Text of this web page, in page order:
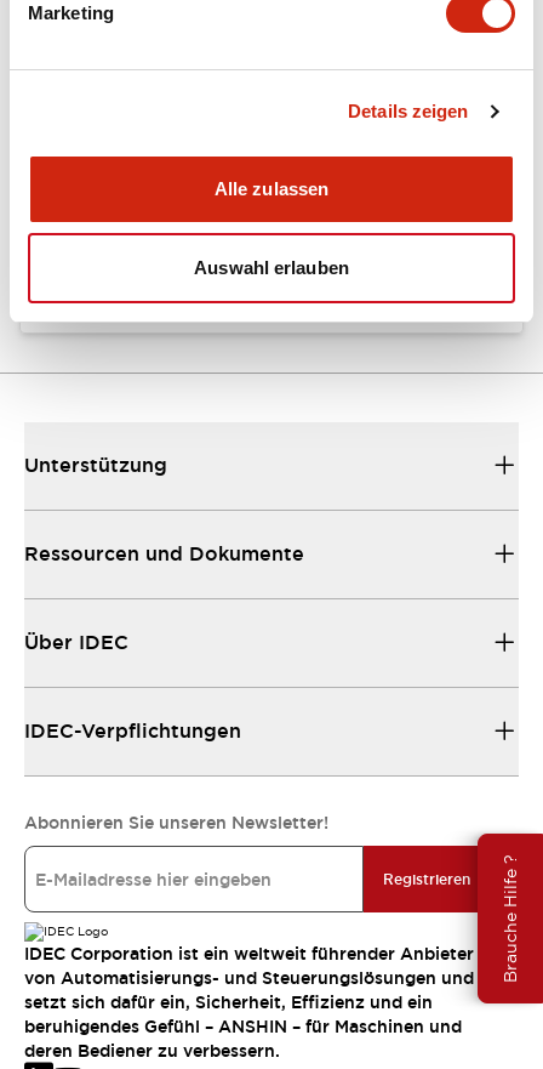
Marketing
Details zeigen
Alle zulassen
Auswahl erlauben
Brauche Hilfe ?
CW Catalog
Unterstützung
Ressourcen und Dokumente
Über IDEC
IDEC-Verpflichtungen
Abonnieren Sie unseren Newsletter!
Registrieren
IDEC Corporation ist ein weltweit führender Anbieter
von Automatisierungs- und Steuerungslösungen und
setzt sich dafür ein, Sicherheit, Effizienz und ein
beruhigendes Gefühl – ANSHIN – für Maschinen und
deren Bediener zu verbessern.